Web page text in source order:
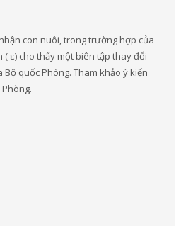
con nuôi, trong trường hợp của
ε) cho thấy một biên tập thay đổi
quốc Phòng. Tham khảo ý kiến